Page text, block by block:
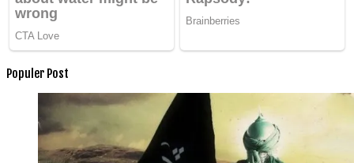
Populer Post